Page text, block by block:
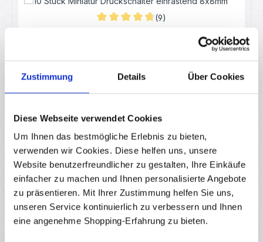
Zustimmung Details Über Cookies
Diese Webseite verwendet Cookies
Um Ihnen das bestmögliche Erlebnis zu bieten,
verwenden wir Cookies. Diese helfen uns, unsere
Website benutzerfreundlicher zu gestalten, Ihre Einkäufe
einfacher zu machen und Ihnen personalisierte Angebote
zu präsentieren. Mit Ihrer Zustimmung helfen Sie uns,
unseren Service kontinuierlich zu verbessern und Ihnen
eine angenehme Shopping-Erfahrung zu bieten.
Durchschnittliche Bewertung von 4.83
(9)
RBS12915
Sofort verfügbar
Inhalt:10 Stück(0,09 € / 1 Stück)
Es werden nur die Montageschrauben der Servos benötigt.
Empfehlenswert sind noch ein paar Kabelbinder und
Schrumpfschläuche für das Kabelmanagement.